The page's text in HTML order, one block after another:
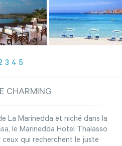
3 4 5
CHARMING
La Marinedda et niché dans la
le Marinedda Hotel Thalasso
qui recherchent le juste